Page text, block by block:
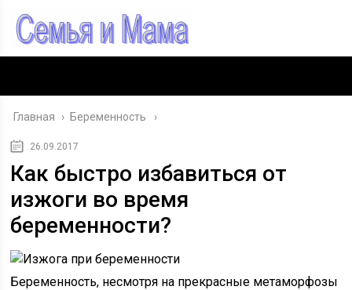
Главная › Беременность
26.09.2017
Как быстро избавиться от
изжоги во время
беременности?
Беременность, несмотря на прекрасные метаморфозы